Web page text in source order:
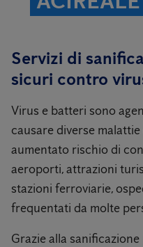
Servizi di
sicuri contro
Virus e batteri sono
causare diverse
aumentato rischio di
aeroporti, attrazioni
stazioni ferroviarie,
frequentati da molte
Grazie alla